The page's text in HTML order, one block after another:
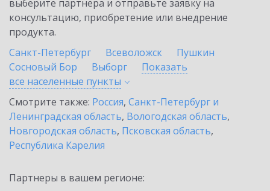
выберите партнёра и отправьте заявку на
консультацию, приобретение или внедрение
продукта.
Санкт-Петербург
Всеволожск
Пушкин
Сосновый Бор
Выборг
Показать
все населенные пункты
Смотрите также: Россия, Санкт-Петербург и
Ленинградская область, Вологодская область,
Новгородская область, Псковская область,
Республика Карелия
Партнеры в вашем регионе: